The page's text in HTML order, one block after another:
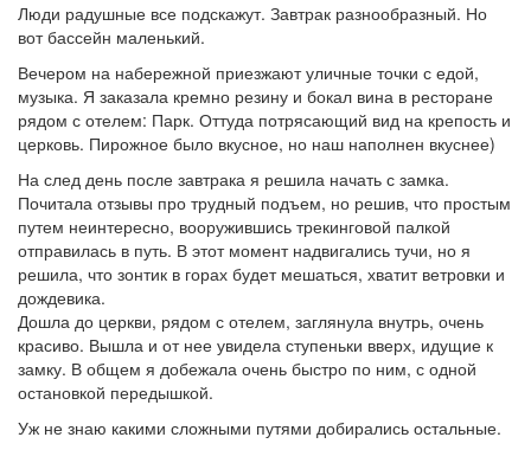
Люди радушные все подскажут. Завтрак разнообразный. Но
вот бассейн маленький.
Вечером на набережной приезжают уличные точки с едой,
музыка. Я заказала кремно резину и бокал вина в ресторане
рядом с отелем: Парк. Оттуда потрясающий вид на крепость и
церковь. Пирожное было вкусное, но наш наполнен вкуснее)
На след день после завтрака я решила начать с замка.
Почитала отзывы про трудный подъем, но решив, что простым
путем неинтересно, вооружившись трекинговой палкой
отправилась в путь. В этот момент надвигались тучи, но я
решила, что зонтик в горах будет мешаться, хватит ветровки и
дождевика.
Дошла до церкви, рядом с отелем, заглянула внутрь, очень
красиво. Вышла и от нее увидела ступеньки вверх, идущие к
замку. В общем я добежала очень быстро по ним, с одной
остановкой передышкой.
Уж не знаю какими сложными путями добирались остальные.